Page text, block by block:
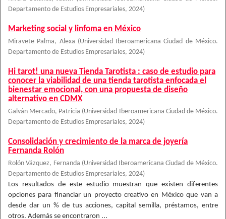
Departamento de Estudios Empresariales, 2024)
Marketing social y linfoma en México
Miravete Palma, Alexa (Universidad Iberoamericana Ciudad de México.
Departamento de Estudios Empresariales, 2024)
Hi tarot! una nueva Tienda Tarotista : caso de estudio para
conocer la viabilidad de una tienda tarotista enfocada el
bienestar emocional, con una propuesta de diseño
alternativo en CDMX
Galván Mercado, Patricia (Universidad Iberoamericana Ciudad de México.
Departamento de Estudios Empresariales, 2024)
Consolidación y crecimiento de la marca de joyería
Fernanda Rolón
Rolón Vázquez, Fernanda (Universidad Iberoamericana Ciudad de México.
Departamento de Estudios Empresariales, 2024)
Los resultados de este estudio muestran que existen diferentes
opciones para financiar un proyecto creativo en México que van a
desde dar un % de tus acciones, capital semilla, préstamos, entre
otros. Además se encontraron ...